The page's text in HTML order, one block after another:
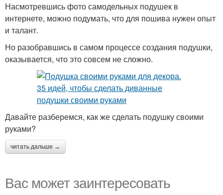
Подушки для сна Диванные подушки
Декоративная подушка Круглая подушка
Лохматая подушка
Насмотревшись фото самодельных подушек в
интернете, можно подумать, что для пошива нужен опыт
и талант.
Но разобравшись в самом процессе создания подушки,
оказывается, что это совсем не сложно.
Давайте разберемся, как же сделать подушку своими
руками?
читать дальше →
Вас может заинтересовать